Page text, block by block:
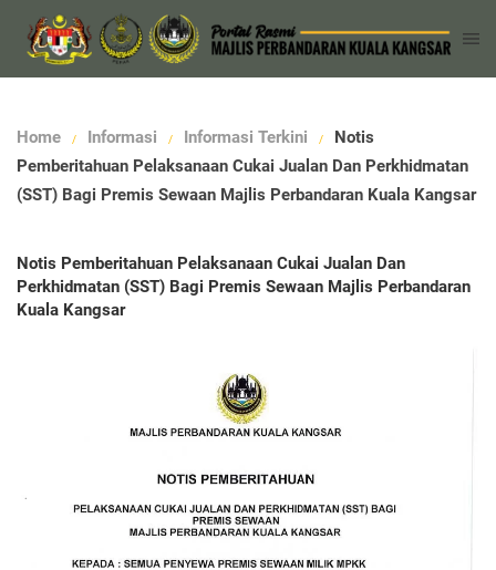
Home Informasi Informasi Terkini
Notis
Pemberitahuan Pelaksanaan Cukai Jualan Dan Perkhidmatan
(SST) Bagi Premis Sewaan Majlis Perbandaran Kuala Kangsar
Notis Pemberitahuan Pelaksanaan Cukai Jualan Dan
Perkhidmatan (SST) Bagi Premis Sewaan Majlis Perbandaran
Kuala Kangsar